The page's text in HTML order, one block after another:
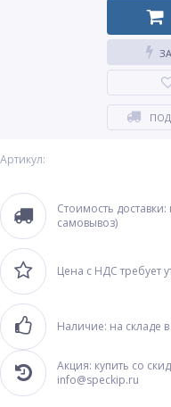
Артикул:
Стоимость
самовывоз)
Цена с НДС требует
Наличие: на складе
Акция: купить со
info@speckip.ru